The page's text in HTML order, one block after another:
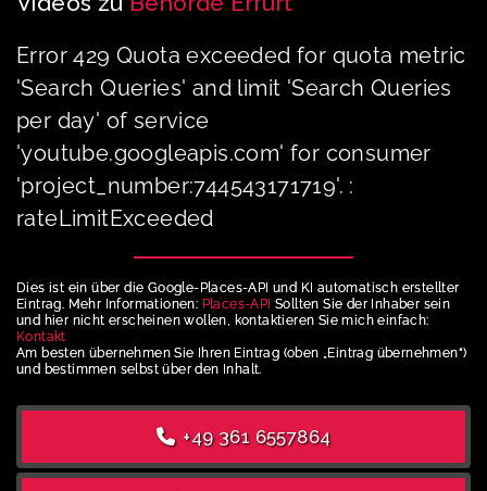
Error 429 Quota exceeded for quota metric
'Search Queries' and limit 'Search Queries
per day' of service
'youtube.googleapis.com' for consumer
'project_number:744543171719'. :
rateLimitExceeded
Dies ist ein über die Google-Places-API und KI automatisch erstellter
Eintrag. Mehr Informationen: Places-API Sollten Sie der Inhaber sein
und hier nicht erscheinen wollen, kontaktieren Sie mich einfach:
Kontakt
Am besten übernehmen Sie Ihren Eintrag (oben „Eintrag übernehmen“)
und bestimmen selbst über den Inhalt.
+49 361 6557864